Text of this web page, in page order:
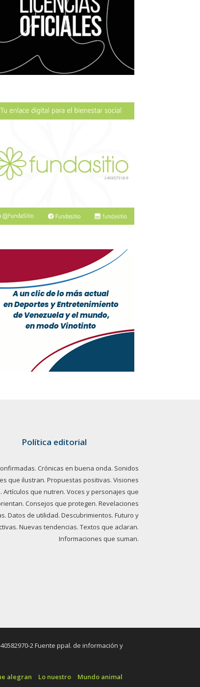
Política editorial
Crónicas en buena onda. Sonidos
que ilustran. Propuestas positivas. Visiones
Artículos que nutren. Voces y personajes que
Consejos que protegen. Revelaciones
Datos de utilidad. Descubrimientos. Futuro y
Nuevas tendencias. Textos que aclaran.
Informaciones que suman.
2 Fuente ppal. de información y
alegran Lo nuestro Mundo animal